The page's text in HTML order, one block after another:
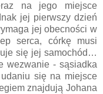
na jego miejsce
jej pierwszy dzień
jej obecności w
serca, córkę musi
się jej samochód…
wezwanie - sąsiadka
udaniu się na miejsce
znajdują Johana